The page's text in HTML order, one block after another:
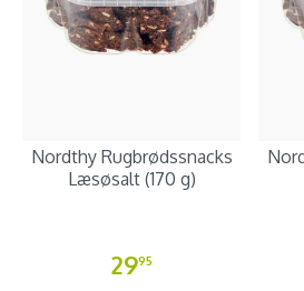
Nordthy Rugbrødssnacks
Læsøsalt (170 g)
2995